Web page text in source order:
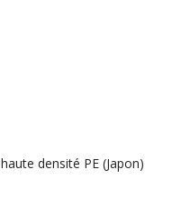
densité PE (Japon)